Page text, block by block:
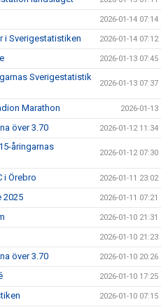
2026-01-14 07:14
i Sverigestatistiken 2026-01-14 07:12
2026-01-13 07:45
Sverigestatistik
2026-01-13 07:37
Marathon 2026-01-13
över 3.70 2026-01-12 11:34
åringarnas
2026-01-12 07:30
i Örebro 2026-01-11 23:02
2025 2026-01-11 07:21
2026-01-10 21:31
2026-01-10 21:23
över 3.70 2026-01-10 20:26
2026-01-10 17:25
2026-01-10 07:15